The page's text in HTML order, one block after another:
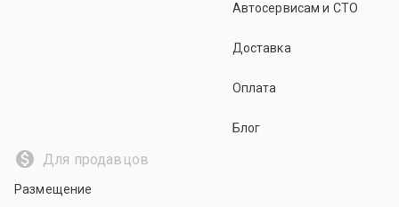
Автосервисам и СТО
Доставка
Оплата
Блог
Для продавцов
Размещение